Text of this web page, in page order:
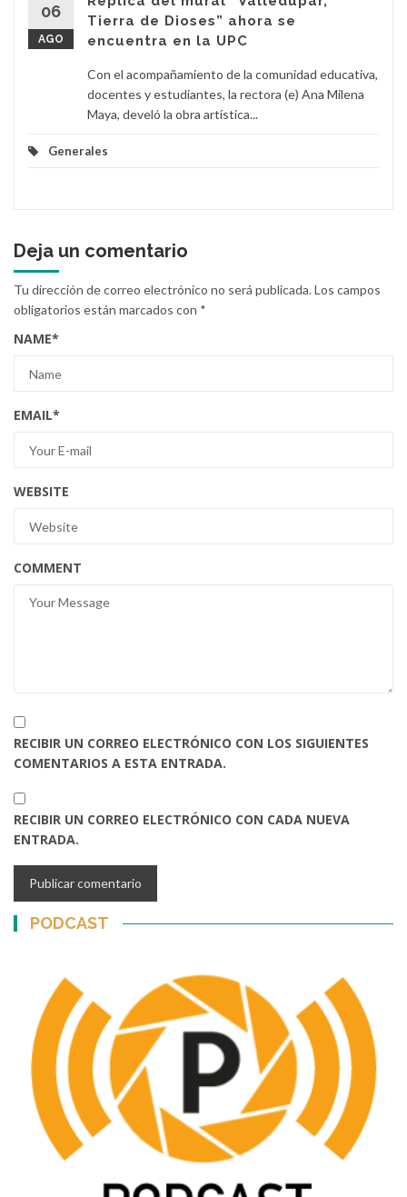
06
AGO
Tierra de Dioses” ahora se
encuentra en la UPC
Con el acompañamiento de la comunidad educativa,
docentes y estudiantes, la rectora (e) Ana Milena
Maya, develó la obra artística...
Generales
Deja un comentario
Tu dirección de correo electrónico no será publicada.Los campos
obligatorios están marcados con *
NAME*
EMAIL*
WEBSITE
COMMENT
RECIBIR UN CORREO ELECTRÓNICO CON LOS SIGUIENTES
COMENTARIOS A ESTA ENTRADA.
RECIBIR UN CORREO ELECTRÓNICO CON CADA NUEVA
ENTRADA.
PODCAST